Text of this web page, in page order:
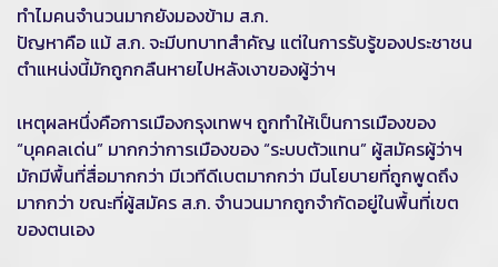
ทำไมคนจำนวนมากยังมองข้าม ส.ก.
ปัญหาคือ แม้ ส.ก. จะมีบทบาทสำคัญ แต่ในการรับรู้ของประชาชน
ตำแหน่งนี้มักถูกกลืนหายไปหลังเงาของผู้ว่าฯ
เหตุผลหนึ่งคือการเมืองกรุงเทพฯ ถูกทำให้เป็นการเมืองของ
“บุคคลเด่น” มากกว่าการเมืองของ “ระบบตัวแทน” ผู้สมัครผู้ว่าฯ
มักมีพื้นที่สื่อมากกว่า มีเวทีดีเบตมากกว่า มีนโยบายที่ถูกพูดถึง
มากกว่า ขณะที่ผู้สมัคร ส.ก. จำนวนมากถูกจำกัดอยู่ในพื้นที่เขต
ของตนเอง